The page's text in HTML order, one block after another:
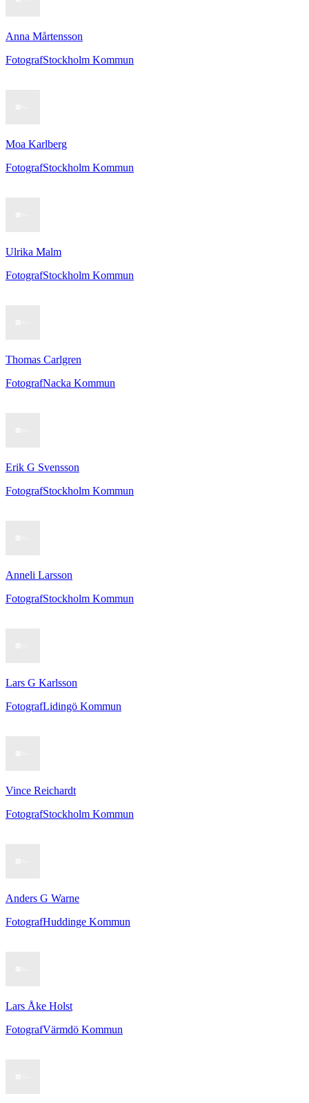
Anna Mårtensson
FotografStockholm Kommun
Moa Karlberg
FotografStockholm Kommun
Ulrika Malm
FotografStockholm Kommun
Thomas Carlgren
FotografNacka Kommun
Erik G Svensson
FotografStockholm Kommun
Anneli Larsson
FotografStockholm Kommun
Lars G Karlsson
FotografLidingö Kommun
Vince Reichardt
FotografStockholm Kommun
Anders G Warne
FotografHuddinge Kommun
Lars Åke Holst
FotografVärmdö Kommun